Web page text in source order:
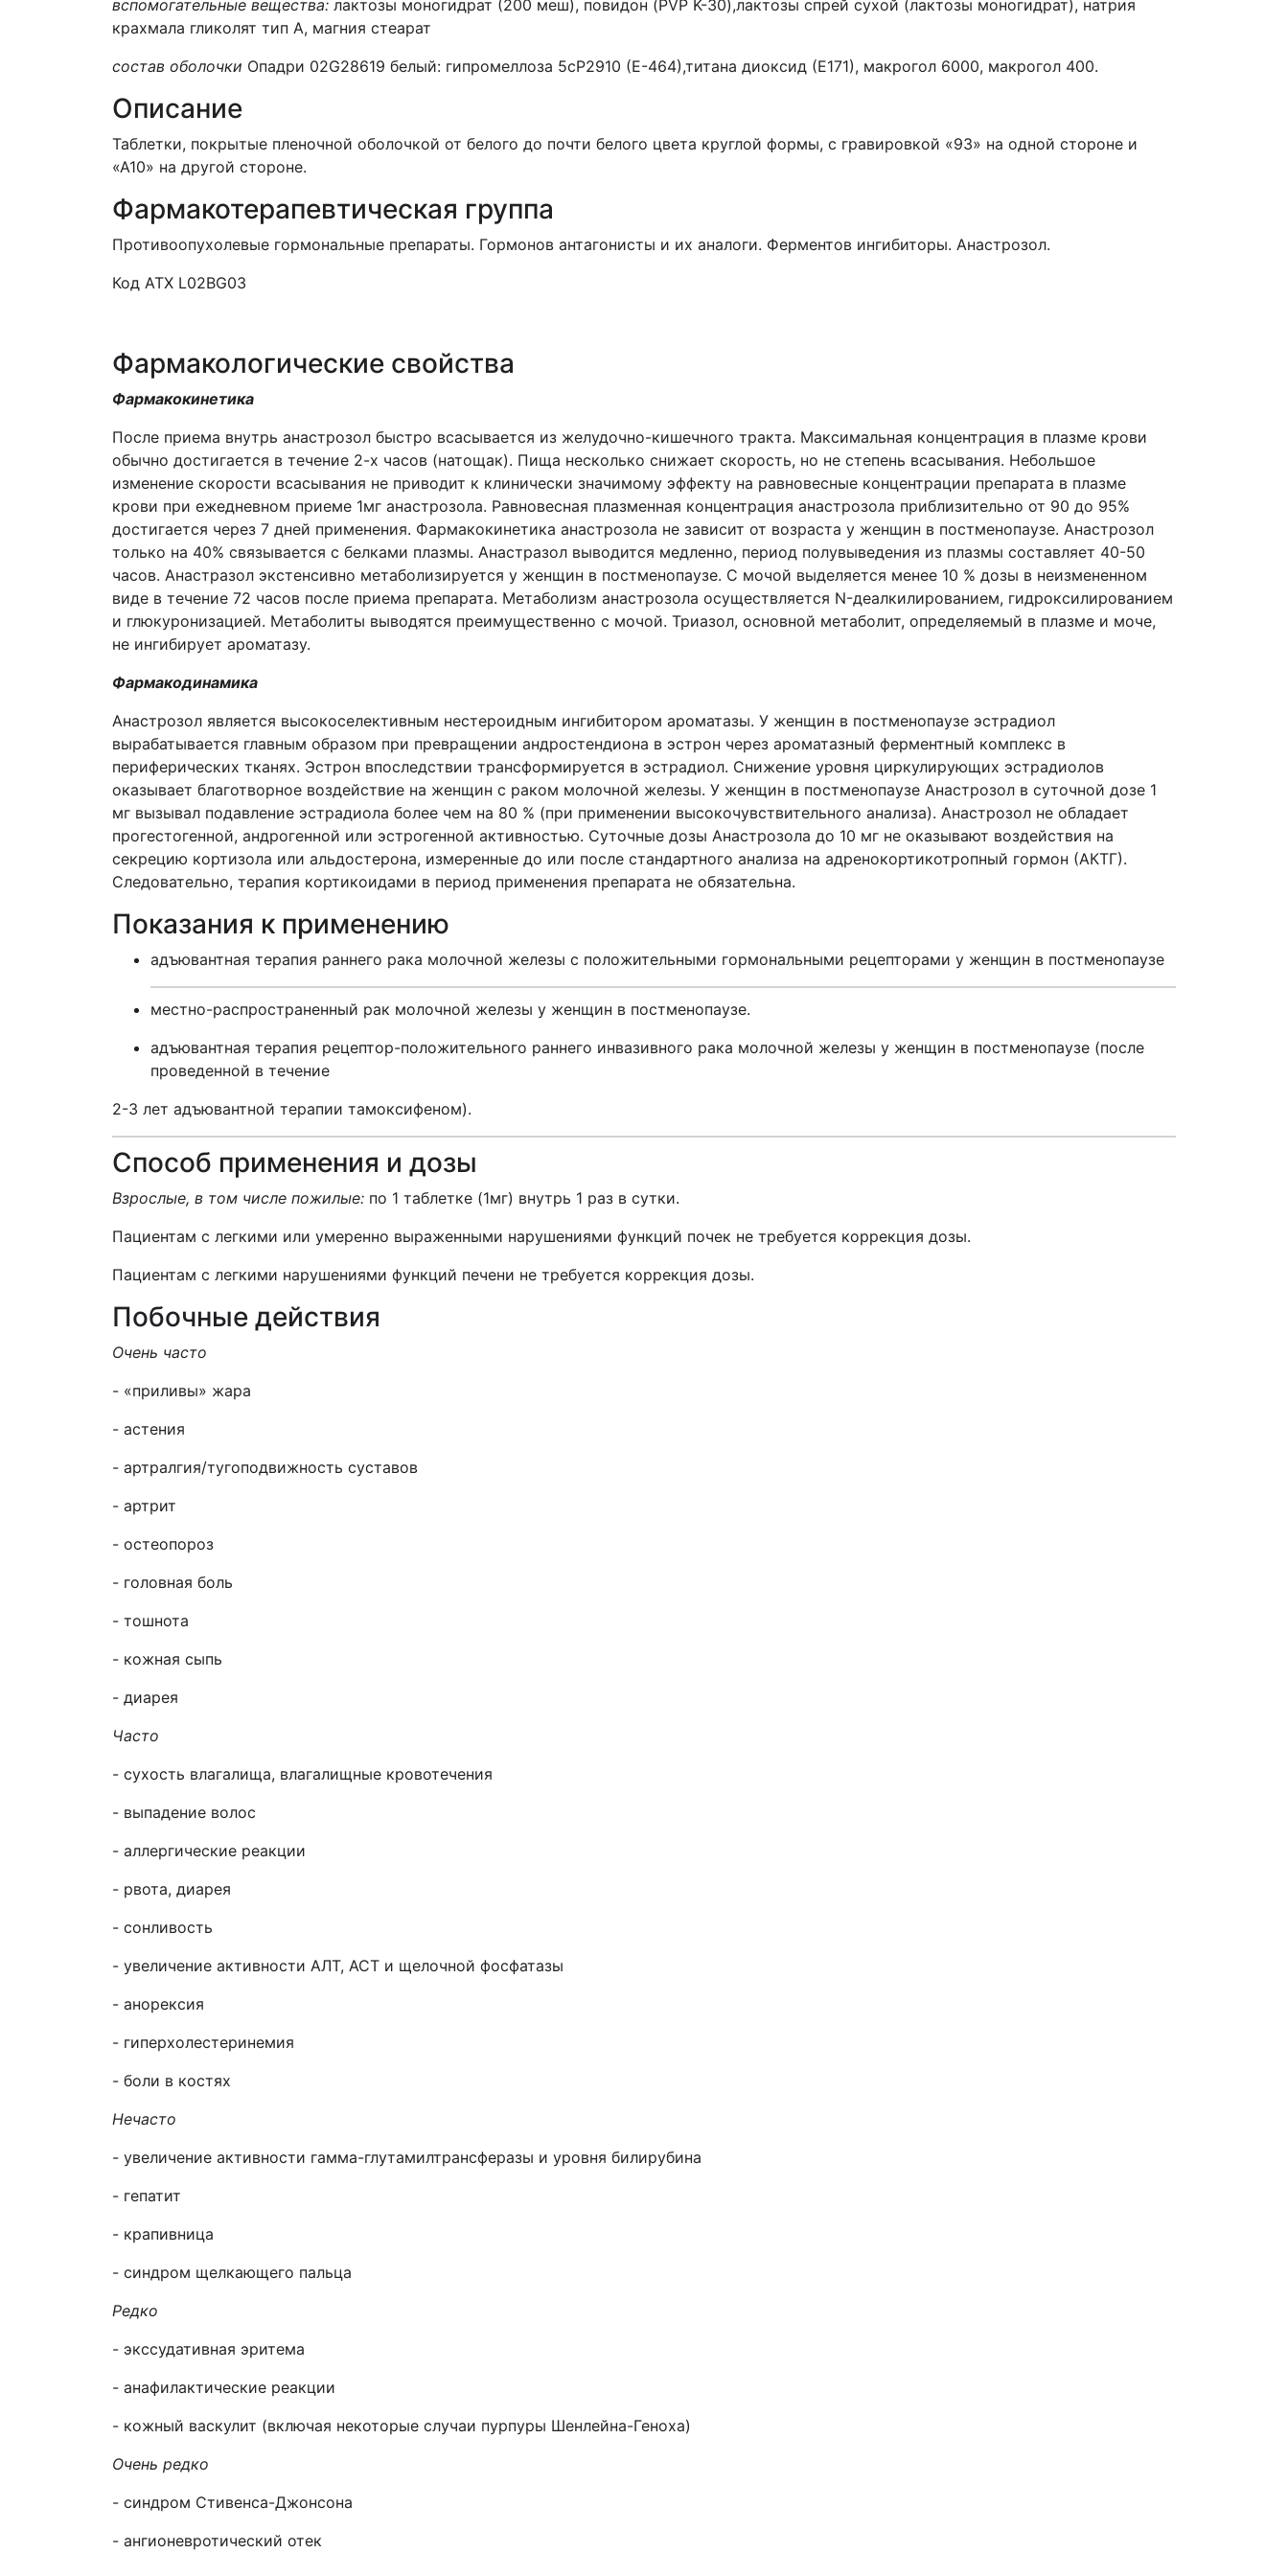
вспомогательные вещества: лактозы моногидрат (200 меш), повидон (PVP K-30),лактозы спрей сухой (лактозы моногидрат), натрия
крахмала гликолят тип А, магния стеарат
состав оболочки Опадри 02G28619 белый: гипромеллоза 5сР2910 (Е-464),титана диоксид (Е171), макрогол 6000, макрогол 400.
Описание
Таблетки, покрытые пленочной оболочкой от белого до почти белого цвета круглой формы, с гравировкой «93» на одной стороне и
«А10» на другой стороне.
Фармакотерапевтическая группа
Противоопухолевые гормональные препараты. Гормонов антагонисты и их аналоги. Ферментов ингибиторы. Анастрозол.
Код АТХ L02BG03
Фармакологические свойства
Фармакокинетика
После приема внутрь анастрозол быстро всасывается из желудочно-кишечного тракта. Максимальная концентрация в плазме крови
обычно достигается в течение 2-х часов (натощак). Пища несколько снижает скорость, но не степень всасывания. Небольшое
изменение скорости всасывания не приводит к клинически значимому эффекту на равновесные концентрации препарата в плазме
крови при ежедневном приеме 1мг анастрозола. Равновесная плазменная концентрация анастрозола приблизительно от 90 до 95%
достигается через 7 дней применения. Фармакокинетика анастрозола не зависит от возраста у женщин в постменопаузе. Анастрозол
только на 40% связывается с белками плазмы. Анастразол выводится медленно, период полувыведения из плазмы составляет 40-50
часов. Анастразол экстенсивно метаболизируется у женщин в постменопаузе. С мочой выделяется менее 10 % дозы в неизмененном
виде в течение 72 часов после приема препарата. Метаболизм анастрозола осуществляется N-деалкилированием, гидроксилированием
и глюкуронизацией. Метаболиты выводятся преимущественно с мочой. Триазол, основной метаболит, определяемый в плазме и моче,
не ингибирует ароматазу.
Фармакодинамика
Анастрозол является высокоселективным нестероидным ингибитором ароматазы. У женщин в постменопаузе эстрадиол
вырабатывается главным образом при превращении андростендиона в эстрон через ароматазный ферментный комплекс в
периферических тканях. Эстрон впоследствии трансформируется в эстрадиол. Снижение уровня циркулирующих эстрадиолов
оказывает благотворное воздействие на женщин с раком молочной железы. У женщин в постменопаузе Анастрозол в суточной дозе 1
мг вызывал подавление эстрадиола более чем на 80 % (при применении высокочувствительного анализа). Анастрозол не обладает
прогестогенной, андрогенной или эстрогенной активностью. Суточные дозы Анастрозола до 10 мг не оказывают воздействия на
секрецию кортизола или альдостерона, измеренные до или после стандартного анализа на адренокортикотропный гормон (АКТГ).
Следовательно, терапия кортикоидами в период применения препарата не обязательна.
Показания к применению
адъювантная терапия раннего рака молочной железы с положительными гормональными рецепторами у женщин в постменопаузе
местно-распространенный рак молочной железы у женщин в постменопаузе.
адъювантная терапия рецептор-положительного раннего инвазивного рака молочной железы у женщин в постменопаузе (после
проведенной в течение
2-3 лет адъювантной терапии тамоксифеном).
Способ применения и дозы
Взрослые, в том числе пожилые: по 1 таблетке (1мг) внутрь 1 раз в сутки.
Пациентам с легкими или умеренно выраженными нарушениями функций почек не требуется коррекция дозы.
Пациентам с легкими нарушениями функций печени не требуется коррекция дозы.
Побочные действия
Очень часто
- «приливы» жара
- астения
- артралгия/тугоподвижность суставов
- артрит
- остеопороз
- головная боль
- тошнота
- кожная сыпь
- диарея
Часто
- сухость влагалища, влагалищные кровотечения
- выпадение волос
- аллергические реакции
- рвота, диарея
- сонливость
- увеличение активности АЛТ, АСТ и щелочной фосфатазы
- анорексия
- гиперхолестеринемия
- боли в костях
Нечасто
- увеличение активности гамма-глутамилтрансферазы и уровня билирубина
- гепатит
- крапивница
- синдром щелкающего пальца
Редко
- экссудативная эритема
- анафилактические реакции
- кожный васкулит (включая некоторые случаи пурпуры Шенлейна-Геноха)
Очень редко
- синдром Стивенса-Джонсона
- ангионевротический отек